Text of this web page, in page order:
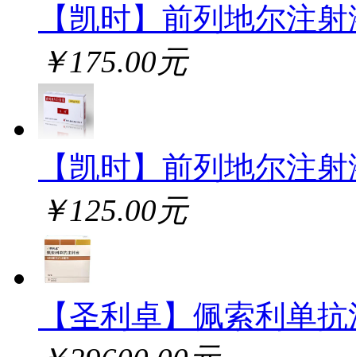
【凯时】前列地尔注
￥175.00元
【凯时】前列地尔注
￥125.00元
【圣利卓】佩索利单